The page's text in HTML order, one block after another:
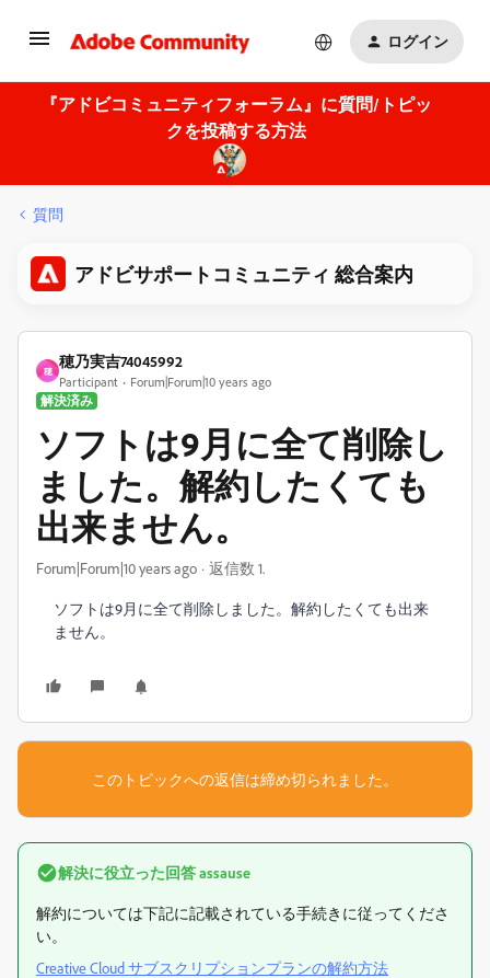
ログイン
『アドビコミュニティフォーラム』に質問/トピッ
クを投稿する方法
質問
アドビサポートコミュニティ 総合案内
穂
穂乃実吉74045992
Participant
Forum|Forum|10 years ago
解決済み
ソフトは9月に全て削除し
ました。解約したくても
出来ません。
Forum|Forum|10 years ago 返信数 1.
ソフトは9月に全て削除しました。解約したくても出来
ません。
このトピックへの返信は締め切られました。
解決に役立った回答assause
解約については下記に記載されている手続きに従ってくださ
い。
Creative Cloud サブスクリプションプランの解約方法